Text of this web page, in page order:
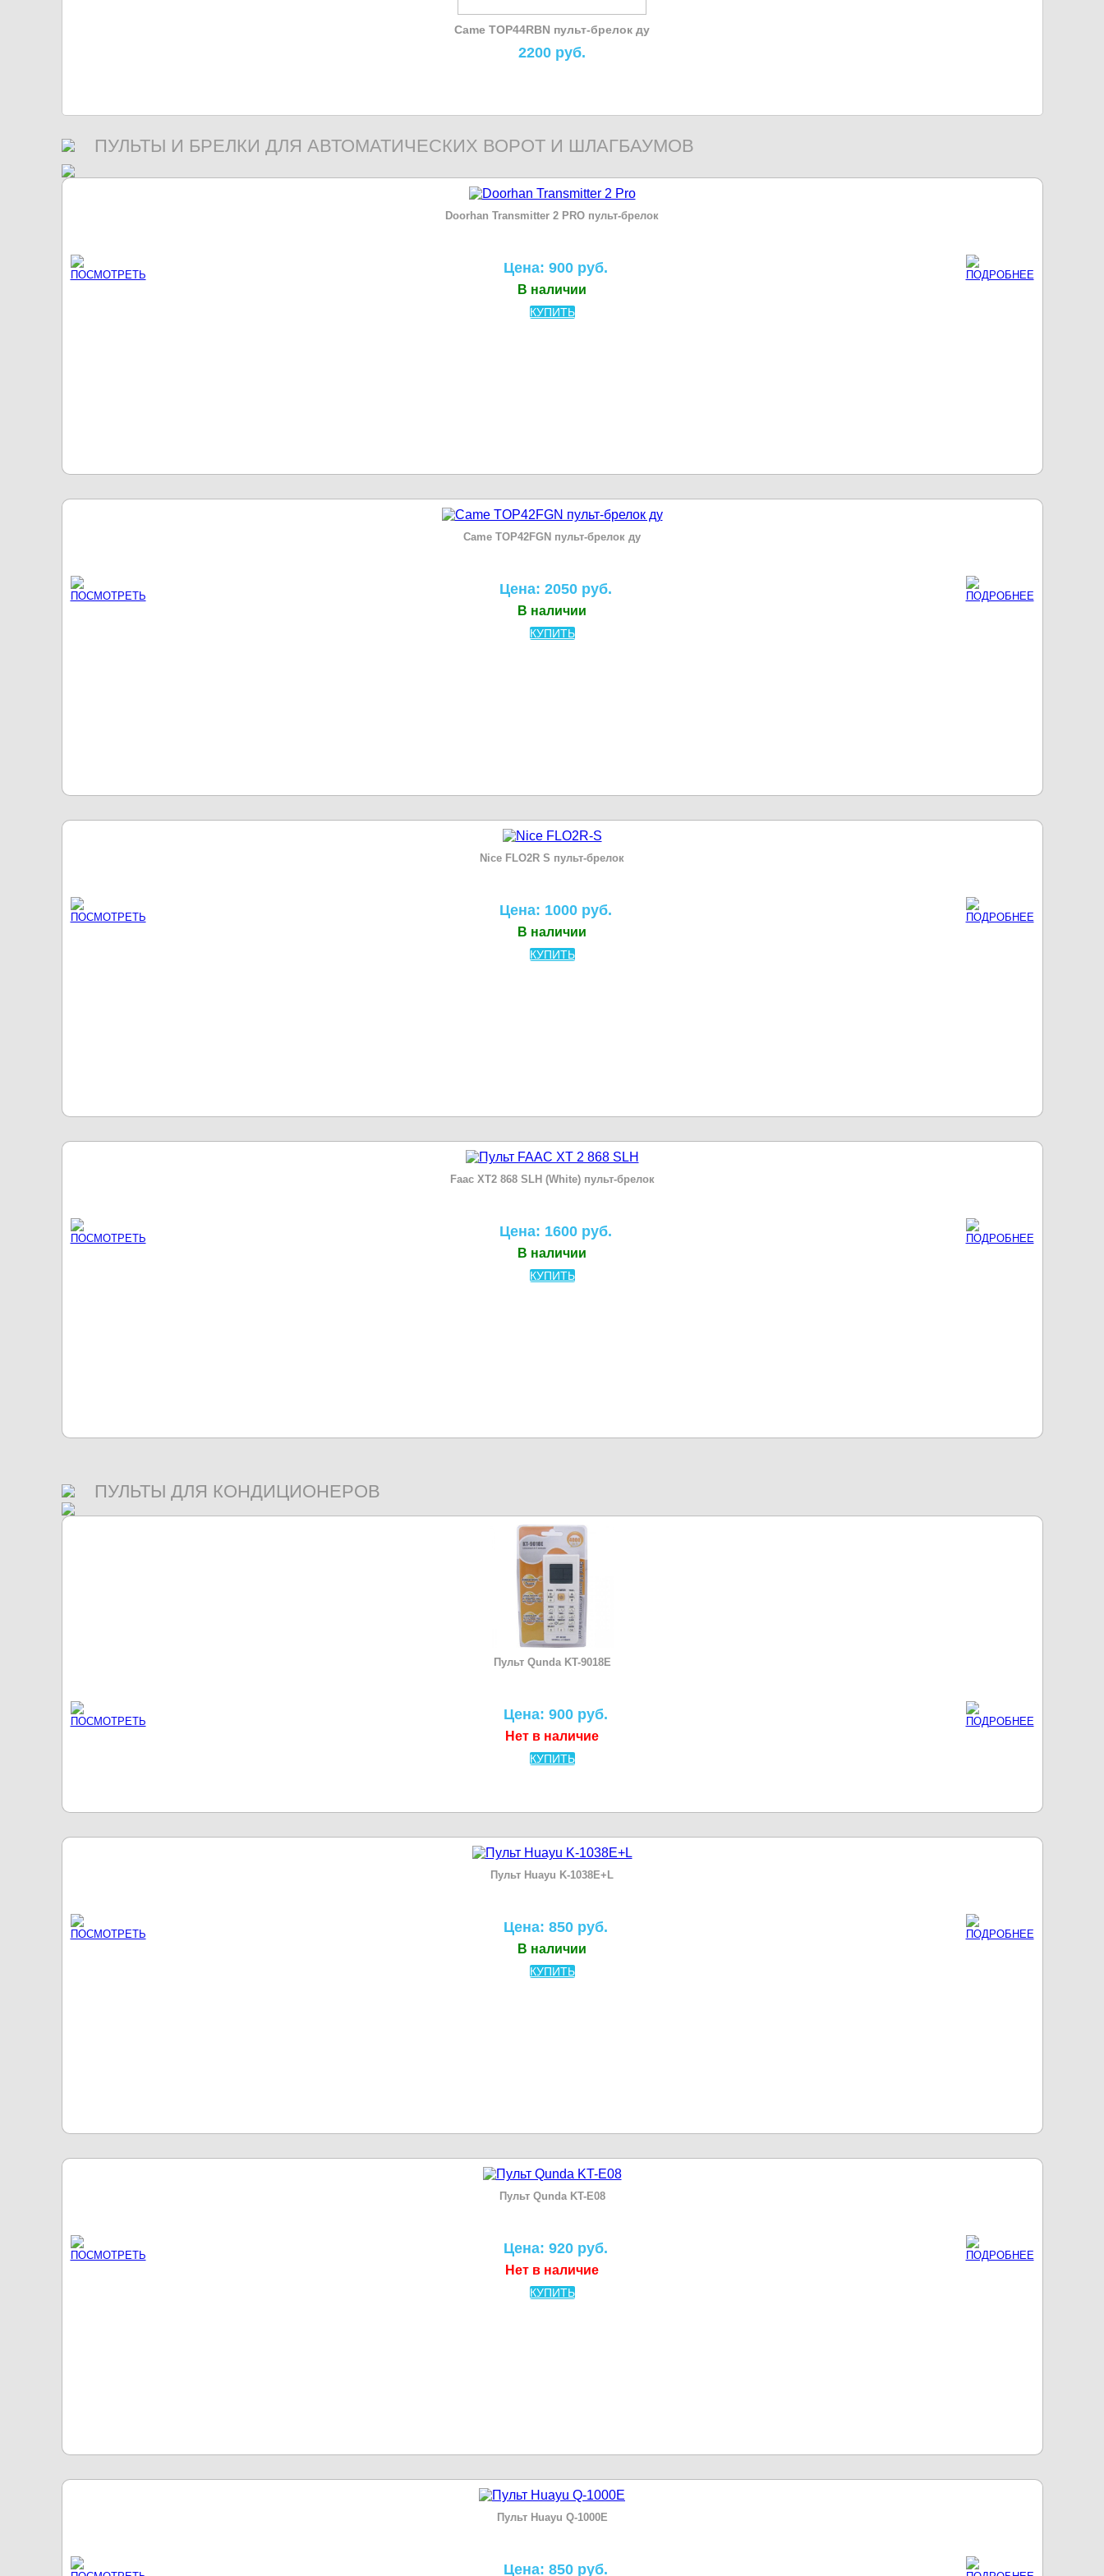
Came TOP44RBN пульт-брелок ду
2200 руб.
ПУЛЬТЫ И БРЕЛКИ ДЛЯ АВТОМАТИЧЕСКИХ ВОРОТ И ШЛАГБАУМОВ
Doorhan Transmitter 2 PRO пульт-брелок
Цена: 900 руб.
В наличии
КУПИТЬ
Came TOP42FGN пульт-брелок ду
Цена: 2050 руб.
В наличии
КУПИТЬ
Nice FLO2R S пульт-брелок
Цена: 1000 руб.
В наличии
КУПИТЬ
Faac XT2 868 SLH (White) пульт-брелок
Цена: 1600 руб.
В наличии
КУПИТЬ
ПУЛЬТЫ ДЛЯ КОНДИЦИОНЕРОВ
Пульт Qunda KT-9018E
Цена: 900 руб.
Нет в наличие
КУПИТЬ
Пульт Huayu K-1038E+L
Цена: 850 руб.
В наличии
КУПИТЬ
Пульт Qunda KT-E08
Цена: 920 руб.
Нет в наличие
КУПИТЬ
Пульт Huayu Q-1000E
Цена: 850 руб.